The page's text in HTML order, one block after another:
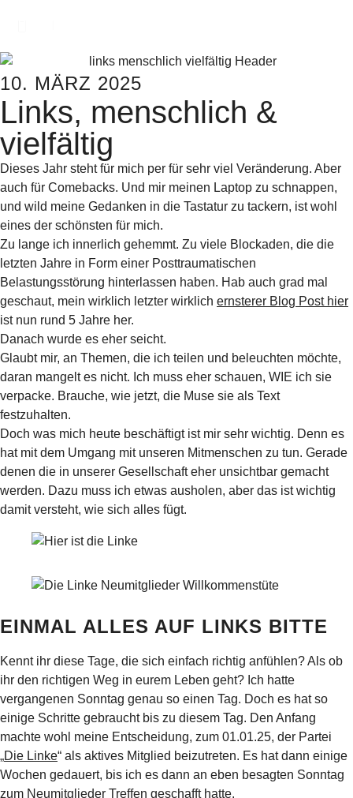
10. MÄRZ 2025
Links, menschlich &
vielfältig
Dieses Jahr steht für mich per für sehr viel Veränderung. Aber
auch für Comebacks. Und mir meinen Laptop zu schnappen,
und wild meine Gedanken in die Tastatur zu tackern, ist wohl
eines der schönsten für mich.
Zu lange ich innerlich gehemmt. Zu viele Blockaden, die die
letzten Jahre in Form einer Posttraumatischen
Belastungsstörung hinterlassen haben. Hab auch grad mal
geschaut, mein wirklich letzter wirklich ernsterer Blog Post hier
ist nun rund 5 Jahre her.
Danach wurde es eher seicht.
Glaubt mir, an Themen, die ich teilen und beleuchten möchte,
daran mangelt es nicht. Ich muss eher schauen, WIE ich sie
verpacke. Brauche, wie jetzt, die Muse sie als Text
festzuhalten.
Doch was mich heute beschäftigt ist mir sehr wichtig. Denn es
hat mit dem Umgang mit unseren Mitmenschen zu tun. Gerade
denen die in unserer Gesellschaft eher unsichtbar gemacht
werden. Dazu muss ich etwas ausholen, aber das ist wichtig
damit versteht, wie sich alles fügt.
EINMAL ALLES AUF LINKS BITTE
Kennt ihr diese Tage, die sich einfach richtig anfühlen? Als ob
ihr den richtigen Weg in eurem Leben geht? Ich hatte
vergangenen Sonntag genau so einen Tag. Doch es hat so
einige Schritte gebraucht bis zu diesem Tag. Den Anfang
machte wohl meine Entscheidung, zum 01.01.25, der Partei
„Die Linke“ als aktives Mitglied beizutreten. Es hat dann einige
Wochen gedauert, bis ich es dann an eben besagten Sonntag
zum Neumitglieder Treffen geschafft hatte.